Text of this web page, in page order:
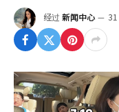
经过 新闻中心